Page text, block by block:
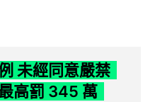
未經同意嚴禁
高罰 345 萬